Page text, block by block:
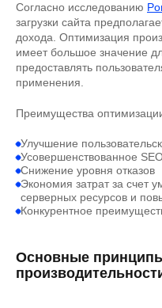
Согласно исследованию
загрузки сайта
дохода. Оптимизация
имеет большое значение
предоставлять
применения.
Преимущества
Улучшение
Усовершенствованное
Снижение уровня отказов
Экономия затрат за счет
серверных ресурсов и
Конкурентное
Основные